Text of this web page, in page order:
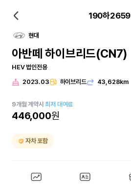
190하2659
현대
아반떼 하이브리드(CN7)
HEV 법인전용
2023.03 하이브리드 43,628km
9개월 계약시최저 대여료
446,000원
자차 포함